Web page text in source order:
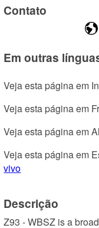
Contato
Em outras
Veja esta página em
Veja esta página em
Veja esta página em
Veja esta página em
vivo
Descrição
Z93 - WBSZ is a